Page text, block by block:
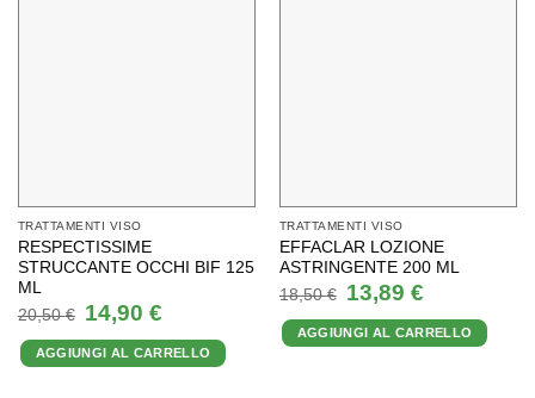
TRATTAMENTI VISO
RESPECTISSIME
STRUCCANTE OCCHI BIF 125
ML
20,50€
Il
prezzo
originale
era:
20,50 €.
14,90 €Il
prezzo
attuale
è:
14,90 €.
AGGIUNGI AL CARRELLO
TRATTAMENTI VISO
EFFACLAR LOZIONE
ASTRINGENTE 200 ML
18,50€
Il
prezzo
originale
era:
18,50 €.
13,89 €Il
prezzo
attuale
è:
13,89 €.
AGGIUNGI AL CARRELLO